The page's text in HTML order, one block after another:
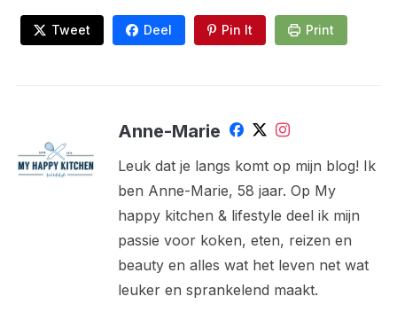
Tweet Deel Pin It Print
Anne-Marie
Leuk dat je langs komt op mijn blog! Ik
ben Anne-Marie, 58 jaar. Op My
happy kitchen & lifestyle deel ik mijn
passie voor koken, eten, reizen en
beauty en alles wat het leven net wat
leuker en sprankelend maakt.